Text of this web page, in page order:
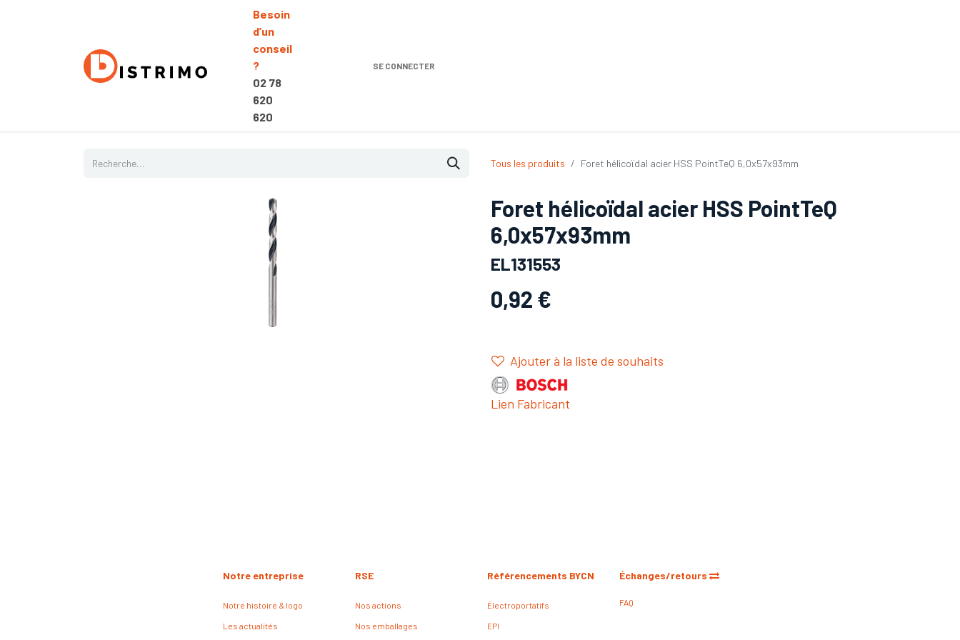
Besoin
d’un
conseil
?
02 78
620
620
SE CONNECTER
Tous les produits Foret hélicoïdal acier HSS PointTeQ 6,0x57x93mm
Foret hélicoïdal acier HSS PointTeQ
6,0x57x93mm
EL131553
0,92 €
Ajouter à la liste de souhaits
Lien Fabricant
Échanges/retours
FAQ
Référencements BYCN
Électroportatifs
EPI
RSE
Nos actions
Nos emballages
Notre entreprise
Notre histoire & logo
Les actualités